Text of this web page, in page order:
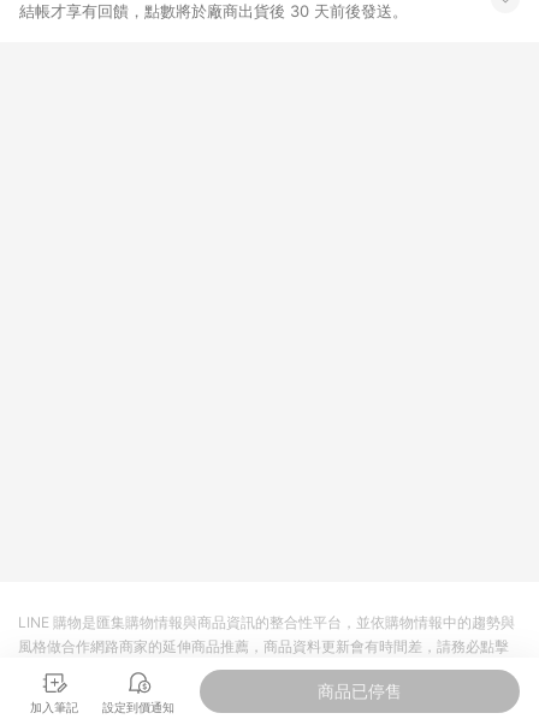
結帳才享有回饋，點數將於廠商出貨後 30 天前後發送。
加入筆記 設定到價通知
商品已停售
LINE 購物是匯集購物情報與商品資訊的整合性平台，並依購物情報中的趨勢與
風格做合作網路商家的延伸商品推薦，商品資料更新會有時間差，請務必點擊
商品至各合作網路商家，確認現售價與購物條件，一切資訊以合作廠商網頁為
準。